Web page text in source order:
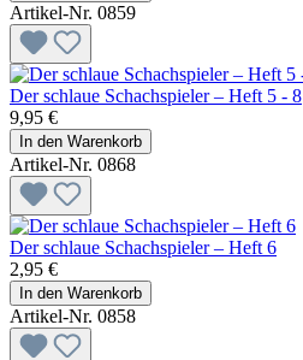
Artikel-Nr. 0859
Der schlaue Schachspieler – Heft 5 - 8
9,95 €
In den Warenkorb
Artikel-Nr. 0868
Der schlaue Schachspieler – Heft 6
2,95 €
In den Warenkorb
Artikel-Nr. 0858